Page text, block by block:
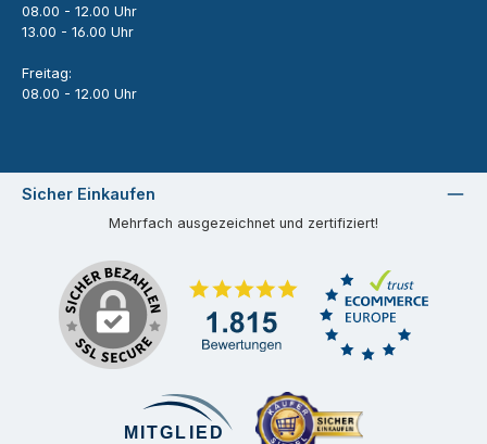
08.00 - 12.00 Uhr
13.00 - 16.00 Uhr
Freitag:
08.00 - 12.00 Uhr
Sicher Einkaufen
Mehrfach ausgezeichnet und zertifiziert!